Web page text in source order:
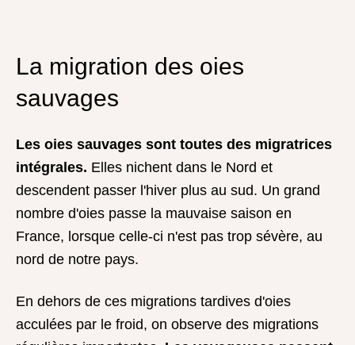
La migration des oies
sauvages
Les oies sauvages sont toutes des migratrices
intégrales. Elles nichent dans le Nord et
descendent passer l'hiver plus au sud. Un grand
nombre d'oies passe la mauvaise saison en
France, lorsque celle-ci n'est pas trop sévère, au
nord de notre pays.
En dehors de ces migrations tardives d'oies
acculées par le froid, on observe des migrations